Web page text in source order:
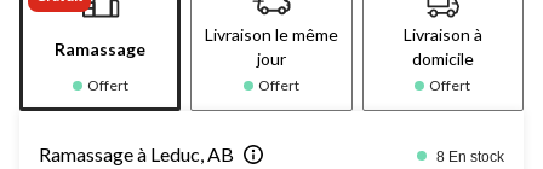
Ramassage
Offert
Livraison le même
jour
Offert
Livraison à
domicile
Offert
Ramassage à Leduc, AB 8 En stock